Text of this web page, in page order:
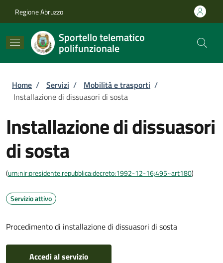
Regione Abruzzo
Sportello telematico
polifunzionale
Briciole di pane
Home / Servizi / Mobilità e trasporti /
Installazione di dissuasori di sosta
Installazione di dissuasori
di sosta
(urn:nir:presidente.repubblica:decreto:1992-12-16;495~art180)
Servizio attivo
Procedimento di installazione di dissuasori di sosta
Accedi al servizio